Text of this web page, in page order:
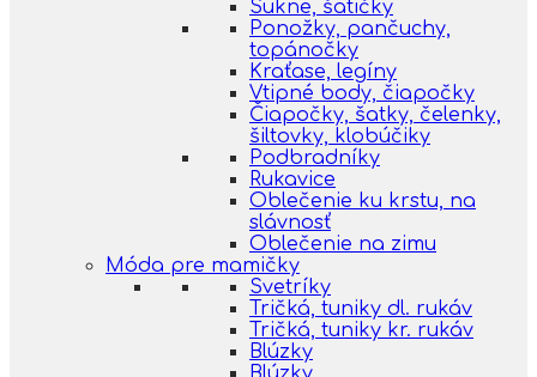
Sukne, šatičky
Ponožky, pančuchy,
topánočky
Kraťase, legíny
Vtipné body, čiapočky
Čiapočky, šatky, čelenky,
šiltovky, klobúčiky
Podbradníky
Rukavice
Oblečenie ku krstu, na
slávnosť
Oblečenie na zimu
Móda pre mamičky
Svetríky
Tričká, tuniky dl. rukáv
Tričká, tuniky kr. rukáv
Blúzky